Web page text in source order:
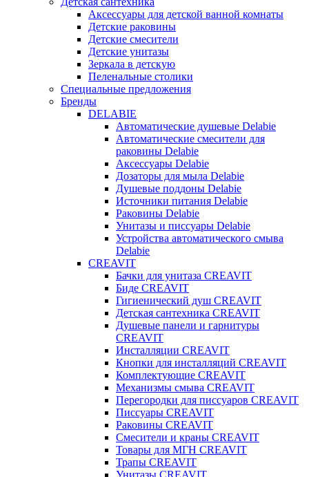
Аксессуары для детской ванной комнаты
Детские раковины
Детские смесители
Детские унитазы
Зеркала в детскую
Пеленальные столики
Специальные предложения
Бренды
DELABIE
Автоматические душевые Delabie
Автоматические смесители для
раковины Delabie
Аксессуары Delabie
Дозаторы для мыла Delabie
Душевые поддоны Delabie
Источники питания Delabie
Раковины Delabie
Унитазы и писсуары Delabie
Устройства автоматического смыва
Delabie
CREAVIT
Бачки для унитаза CREAVIT
Биде CREAVIT
Гигиенический душ CREAVIT
Детская сантехника CREAVIT
Душевые панели и гарнитуры
CREAVIT
Инсталляции CREAVIT
Кнопки для инсталляций CREAVIT
Комплектующие CREAVIT
Механизмы смыва CREAVIT
Перегородки для писсуаров CREAVIT
Писсуары CREAVIT
Раковины CREAVIT
Смесители и краны CREAVIT
Товары для МГН CREAVIT
Трапы CREAVIT
Унитазы CREAVIT